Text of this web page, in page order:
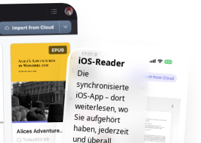
iOS-Reader
Die
synchronisierte
iOS-App – dort
weiterlesen, wo
Sie aufgehört
haben, jederzeit
und überall.